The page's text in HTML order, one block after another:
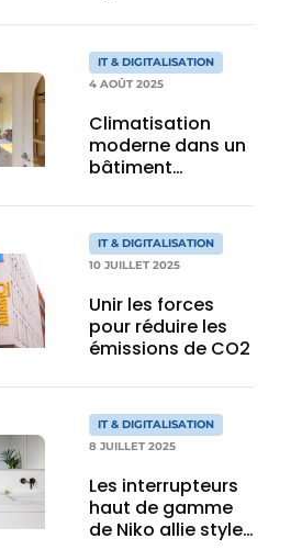
bien-être
IT & DIGITALISATION
4 AOÛT 2025
Climatisation
moderne dans un
bâtiment
Bruges
IT & DIGITALISATION
10 JUILLET 2025
Unir les forces
pour réduire les
émissions de CO2
IT & DIGITALISATION
8 JUILLET 2025
Les interrupteurs
haut de gamme
de Niko allie style